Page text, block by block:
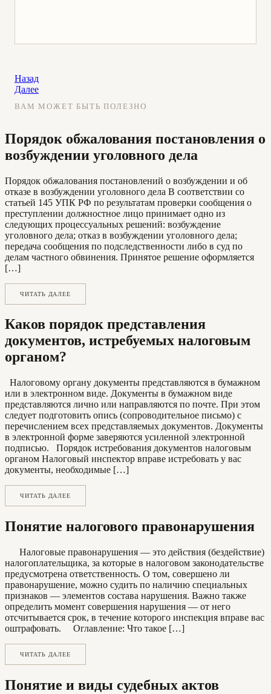
Назад
Далее
ВАМ МОЖЕТ БЫТЬ ПОЛЕЗНО
Порядок обжалования постановления о
возбуждении уголовного дела
Порядок обжалования постановлений о возбуждении и об
отказе в возбуждении уголовного дела В соответствии со
статьей 145 УПК РФ по результатам проверки сообщения о
преступлении должностное лицо принимает одно из
следующих процессуальных решений: возбуждение
уголовного дела; отказ в возбуждении уголовного дела;
передача сообщения по подследственности либо в суд по
делам частного обвинения. Принятое решение оформляется
[…]
ЧИТАТЬ ДАЛЕЕ
Каков порядок представления
документов, истребуемых налоговым
органом?
Налоговому органу документы представляются в бумажном
или в электронном виде. Документы в бумажном виде
представляются лично или направляются по почте. При этом
следует подготовить опись (сопроводительное письмо) с
перечислением всех представляемых документов. Документы
в электронной форме заверяются усиленной электронной
подписью. Порядок истребования документов налоговым
органом Налоговый инспектор вправе истребовать у вас
документы, необходимые […]
ЧИТАТЬ ДАЛЕЕ
Понятие налогового правонарушения
Налоговые правонарушения — это действия (бездействие)
налогоплательщика, за которые в налоговом законодательстве
предусмотрена ответственность. О том, совершено ли
правонарушение, можно судить по наличию специальных
признаков — элементов состава нарушения. Важно также
определить момент совершения нарушения — от него
отсчитывается срок, в течение которого инспекция вправе вас
оштрафовать. Оглавление: Что такое […]
ЧИТАТЬ ДАЛЕЕ
Понятие и виды судебных актов